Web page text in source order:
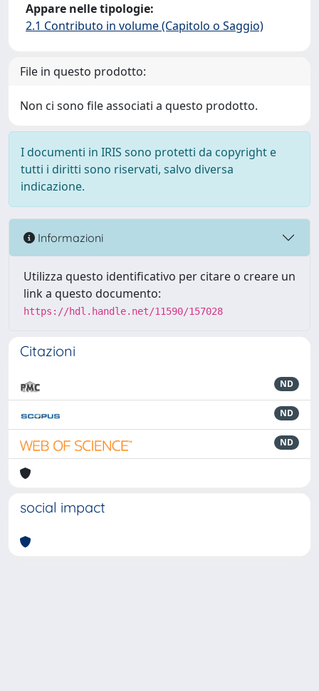
Appare nelle tipologie:
2.1 Contributo in volume (Capitolo o Saggio)
File in questo prodotto:
Non ci sono file associati a questo prodotto.
I documenti in IRIS sono protetti da copyright e
tutti i diritti sono riservati, salvo diversa
indicazione.
Informazioni
Utilizza questo identificativo per citare o creare un
link a questo documento:
https://hdl.handle.net/11590/157028
Citazioni
ND
ND
ND
social impact